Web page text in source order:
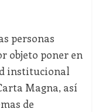
personas
objeto poner en
institucional
Magna, así
de